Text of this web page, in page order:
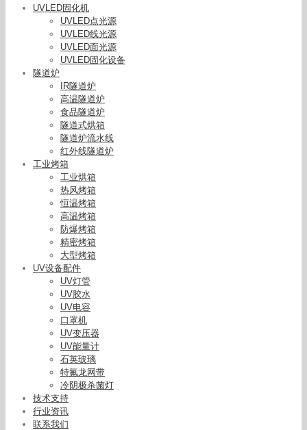
UVLED固化机
UVLED点光源
UVLED线光源
UVLED面光源
UVLED固化设备
隧道炉
IR隧道炉
高温隧道炉
食品隧道炉
隧道式烘箱
隧道炉流水线
红外线隧道炉
工业烤箱
工业烘箱
热风烤箱
恒温烤箱
高温烤箱
防爆烤箱
精密烤箱
大型烤箱
UV设备配件
UV灯管
UV胶水
UV电容
口罩机
UV变压器
UV能量计
石英玻璃
特氟龙网带
冷阴极杀菌灯
技术支持
行业资讯
联系我们